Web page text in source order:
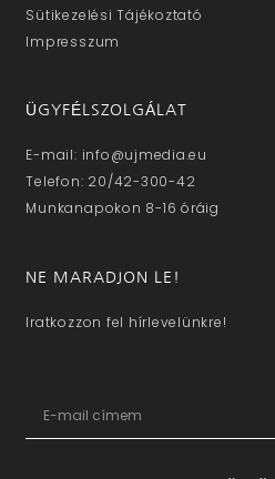
Sütikezelési Tájékoztató
Impresszum
ÜGYFÉLSZOLGÁLAT
E-mail: info@ujmedia.eu
Telefon: 20/42-300-42
Munkanapokon 8-16 óráig
NE MARADJON LE!
Iratkozzon fel hírlevelünkre!